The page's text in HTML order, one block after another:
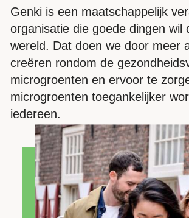
Genki is een maatschappelijk
organisatie die goede dingen wil
wereld. Dat doen we door meer
creëren rondom de
microgroenten en ervoor te
microgroenten toegankelijker
iedereen.